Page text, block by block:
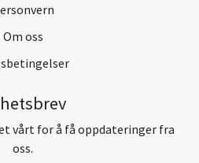
Om oss
vårt for å få oppdateringer fra
oss.